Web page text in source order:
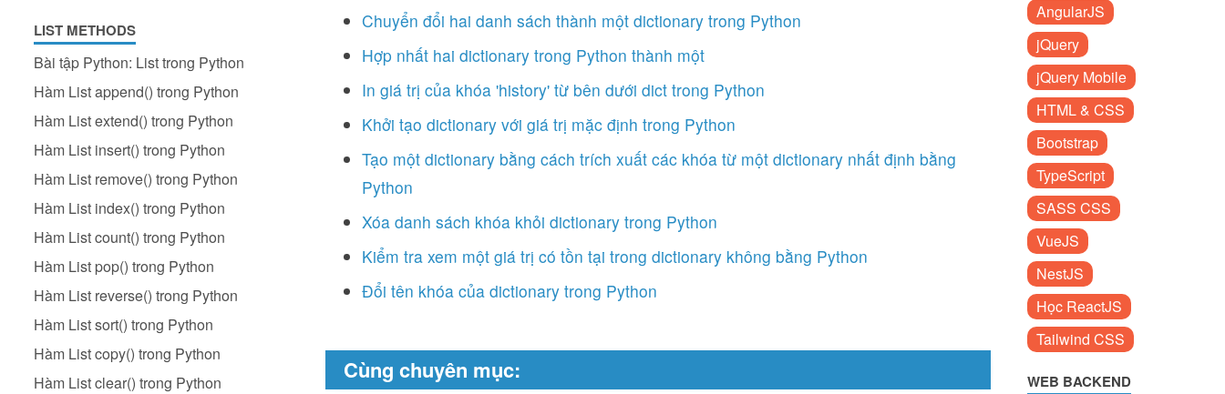
LIST METHODS
Bài tập Python: List trong Python
Hàm List append() trong Python
Hàm List extend() trong Python
Hàm List insert() trong Python
Hàm List remove() trong Python
Hàm List index() trong Python
Hàm List count() trong Python
Hàm List pop() trong Python
Hàm List reverse() trong Python
Hàm List sort() trong Python
Hàm List copy() trong Python
Hàm List clear() trong Python
Chuyển đổi hai danh sách thành một dictionary trong Python
Hợp nhất hai dictionary trong Python thành một
In giá trị của khóa 'history' từ bên dưới dict trong Python
Khởi tạo dictionary với giá trị mặc định trong Python
Tạo một dictionary bằng cách trích xuất các khóa từ một dictionary nhất định bằng
Python
Xóa danh sách khóa khỏi dictionary trong Python
Kiểm tra xem một giá trị có tồn tại trong dictionary không bằng Python
Đổi tên khóa của dictionary trong Python
Cùng chuyên mục:
AngularJS
jQuery
jQuery Mobile
HTML & CSS
Bootstrap
TypeScript
SASS CSS
VueJS
NestJS
Học ReactJS
Tailwind CSS
WEB BACKEND